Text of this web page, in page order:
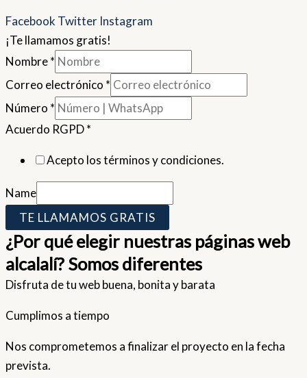
Facebook Twitter Instagram
¡Te llamamos gratis!
Nombre*
Correo electrónico *
Número *
Acuerdo RGPD*
Acepto los términos y condiciones.
Name
TE LLAMAMOS GRATIS
¿Por qué elegir nuestras páginas web
alcalalí? Somos diferentes
Disfruta de tu web buena, bonita y barata
Cumplimos a tiempo
Nos comprometemos a finalizar el proyecto en la fecha
prevista.